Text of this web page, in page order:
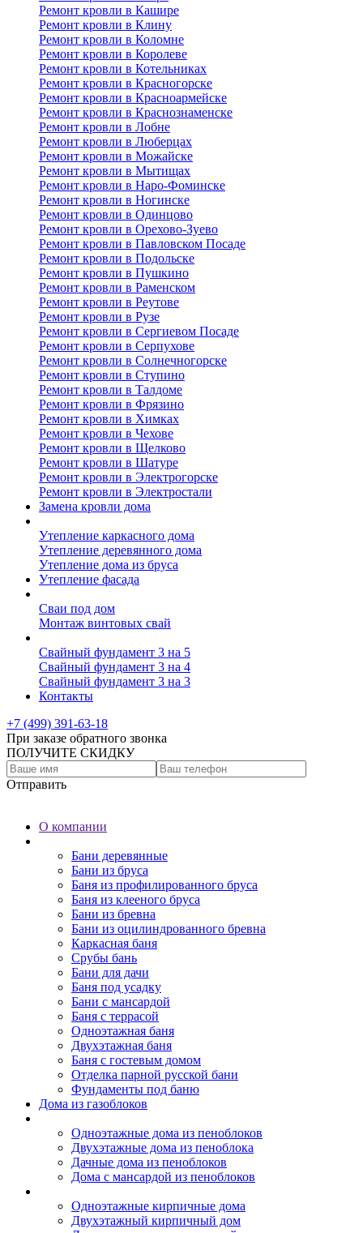
Ремонт кровли в Кашире
Ремонт кровли в Клину
Ремонт кровли в Коломне
Ремонт кровли в Королеве
Ремонт кровли в Котельниках
Ремонт кровли в Красногорске
Ремонт кровли в Красноармейске
Ремонт кровли в Краснознаменске
Ремонт кровли в Лобне
Ремонт кровли в Люберцах
Ремонт кровли в Можайске
Ремонт кровли в Мытищах
Ремонт кровли в Наро-Фоминске
Ремонт кровли в Ногинске
Ремонт кровли в Одинцово
Ремонт кровли в Орехово-Зуево
Ремонт кровли в Павловском Посаде
Ремонт кровли в Подольске
Ремонт кровли в Пушкино
Ремонт кровли в Раменском
Ремонт кровли в Реутове
Ремонт кровли в Рузе
Ремонт кровли в Сергиевом Посаде
Ремонт кровли в Серпухове
Ремонт кровли в Солнечногорске
Ремонт кровли в Ступино
Ремонт кровли в Талдоме
Ремонт кровли в Фрязино
Ремонт кровли в Химках
Ремонт кровли в Чехове
Ремонт кровли в Щелково
Ремонт кровли в Шатуре
Ремонт кровли в Электрогорске
Ремонт кровли в Электростали
Замена кровли дома
Утепление каркасного дома
Утепление деревянного дома
Утепление дома из бруса
Утепление фасада
Сваи под дом
Монтаж винтовых свай
Свайный фундамент 3 на 5
Свайный фундамент 3 на 4
Свайный фундамент 3 на 3
Контакты
+7 (499) 391-63-18
При заказе обратного звонка
ПОЛУЧИТЕ СКИДКУ
Отправить
О компании
Бани деревянные
Бани из бруса
Баня из профилированного бруса
Баня из клееного бруса
Бани из бревна
Бани из оцилиндрованного бревна
Каркасная баня
Срубы бань
Бани для дачи
Баня под усадку
Бани с мансардой
Баня с террасой
Одноэтажная баня
Двухэтажная баня
Баня с гостевым домом
Отделка парной русской бани
Фундаменты под баню
Дома из газоблоков
Одноэтажные дома из пеноблоков
Двухэтажные дома из пеноблока
Дачные дома из пеноблоков
Дома с мансардой из пеноблоков
Одноэтажные кирпичные дома
Двухэтажный кирпичный дом